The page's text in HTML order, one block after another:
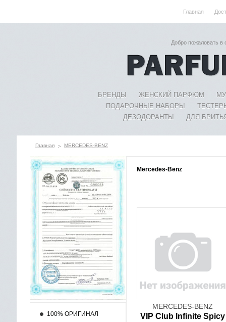
Главная
Добро пожаловать
БРЕНДЫ ЖЕНСКИЙ ПАРФЮМ
ПОДАРОЧНЫЕ НАБОРЫ
ДЕЗОДОРАНТЫ
ДЛЯ
Главная MERCEDES-BENZ
Mercedes-Benz
MERCEDES-BENZ
VIP Club Infinite Spicy
100% ОРИГИНАЛ